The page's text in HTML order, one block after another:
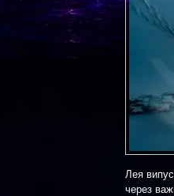
Лея
через